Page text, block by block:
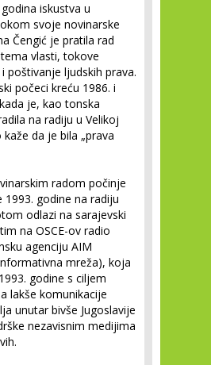
iskustva u
svoje novinarske
Čengić je pratila rad
vlasti, tokove
poštivanje ljudskih prava.
počeci kreću 1986. i
je, kao tonska
na radiju u Velikoj
kaže da je bila „prava
radom počinje
1993. godine na radiju
odlazi na sarajevski
na OSCE-ov radio
agenciju AIM
mreža), koja
godine s ciljem
lakše komunikacije
unutar bivše Jugoslavije
nezavisnim medijima